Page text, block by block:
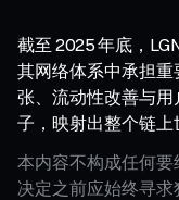
截至 2025 年底，
其网络体系中承担
张、流动性改善与
子，映射出整个链上
本内容不构成任何
决定之前应始终寻